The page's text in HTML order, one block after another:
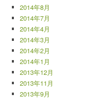
2014年8月
2014年7月
2014年4月
2014年3月
2014年2月
2014年1月
2013年12月
2013年11月
2013年9月